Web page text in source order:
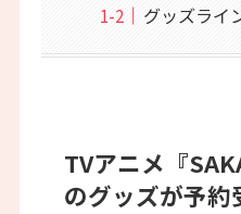
グッズライ
TVアニメ『
のグッズが予約